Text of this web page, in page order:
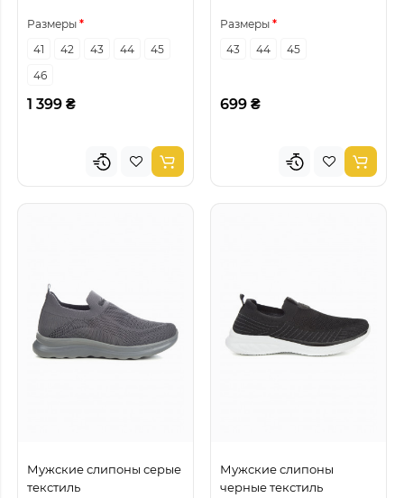
Размеры
41
42 43 44
45
46
1 399 ₴
Размеры
43
44 45
699 ₴
Мужские слипоны серые
текстиль
Мужские слипоны
черные текстиль